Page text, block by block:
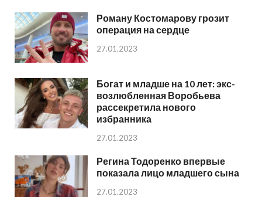
Роману Костомарову грозит
операция на сердце
27.01.2023
Богат и младше на 10 лет: экс-
возлюбленная Воробьева
рассекретила нового
избранника
27.01.2023
Регина Тодоренко впервые
показала лицо младшего сына
27.01.2023